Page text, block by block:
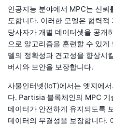
인공지능 분야에서 MPC는 신
도합니다. 이러한 모델은 협력
당사자가 개별 데이터셋을 공개
으로 알고리즘을 훈련할 수 있
델의 정확성과 견고성을 향상시
버시와 보안을 보장합니다.
사물인터넷(IoT)에서는 엣지에
다. Partisia 블록체인의 MPC
데이터가 안전하게 유지되도록
데이터의 무결성을 보장합니다.